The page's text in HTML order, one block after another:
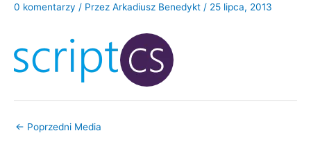
0 komentarzy / Przez Arkadiusz Benedykt / 25 lipca, 2013
← Poprzedni Media